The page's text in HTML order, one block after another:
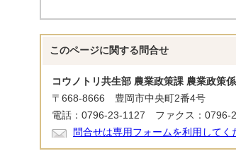
このページに関する 問合せ
コウノトリ共生部 農業政策課 農業政策係
〒668-8666 豊岡市中央町2番4号
電話：0796-23-1127 ファクス：0796-
問合せは専用フォームを利用してく